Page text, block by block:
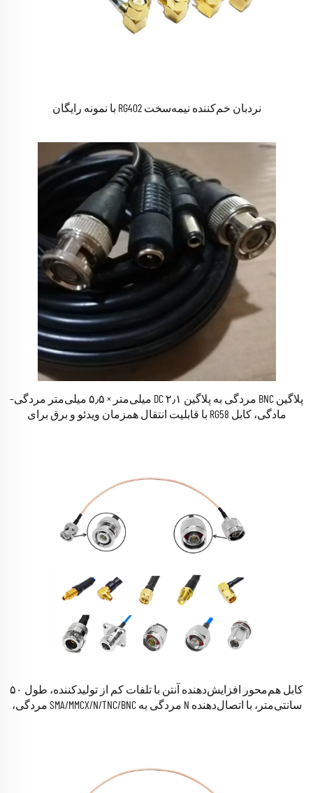
نردبان خم‌کننده نیمه‌سخت RG402 با نمونه رایگان
پلاگین BNC مردگی به پلاگین DC ۲٫۱ میلی‌متر × ۵٫۵ میلی‌متر مردگی–
مادگی، کابل RG58 با قابلیت انتقال همزمان ویدئو و برق برای
کابل هم‌محور افزایش‌دهنده آنتن با تلفات کم از تولیدکننده، طول ۵۰
سانتی‌متر، با اتصال‌دهنده N مردگی به SMA/MMCX/N/TNC/BNC مردگی،